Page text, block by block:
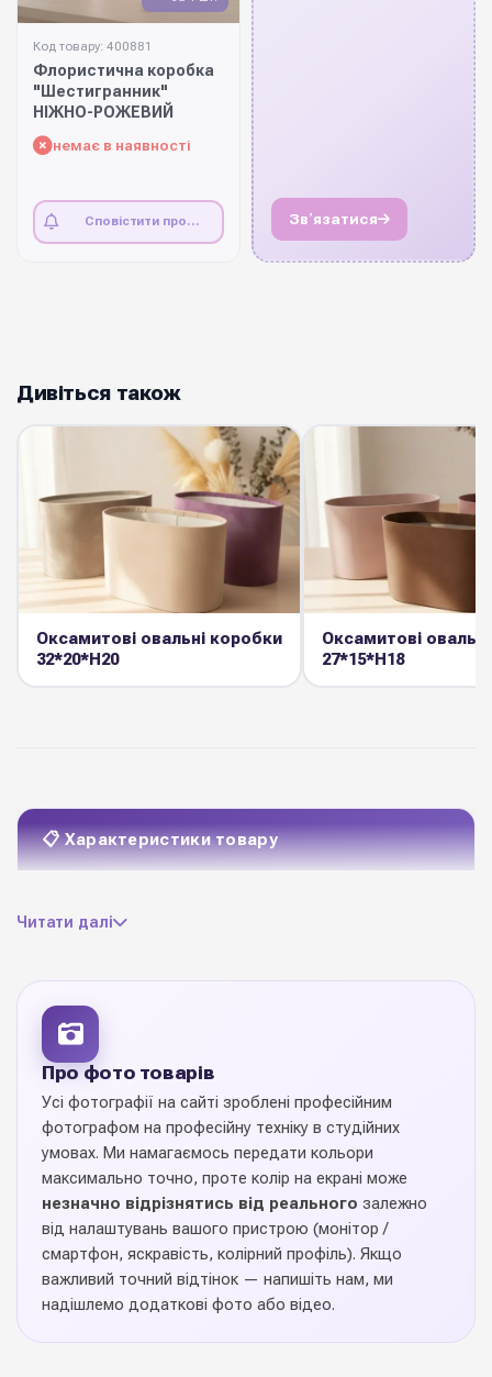
Код товару: 400881
Флористична коробка
"Шестигранник"
НІЖНО-РОЖЕВИЙ
немає в наявності
Сповістити про Звʼязатися
Дивіться також
Оксамитові овальні коробки
32*20*Н20
Оксамитові
27*15*Н18
📋 Характеристики товару
Розмір D 18,5 см * Н 17 см
Продаж
Ціна вказана за 1 шт
Колекція кольорів 9 пастельних відтінків
Особливості вологостійкі ззовні
Виробник Україна
Шестигранні коробки
Читати далі
Про фото товарів
Усі фотографії на сайті зроблені професійним
фотографом на професійну техніку в студійних
умовах. Ми намагаємось передати кольори
максимально точно, проте колір на екрані може
незначно відрізнятись від реального залежно
від налаштувань вашого пристрою (монітор /
смартфон, яскравість, колірний профіль). Якщо
важливий точний відтінок — напишіть нам, ми
надішлемо додаткові фото або відео.